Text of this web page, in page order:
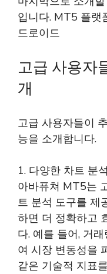
입니다. MT5 플랫
드로이드
고급 사용자
개
고급 사용자들이
능을 소개합니다.
1. 다양한 차트 분
아바퓨쳐 MT5는
트 분석 도구를 제
하면 더 정확하고
다. 예를 들어, 거
여 시장 변동성을
같은 기술적 지표